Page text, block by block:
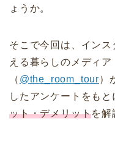
ょうか。
そこで今回は、イン
える暮らしのメディ
（ @the_room_tour）
したアンケートをも
ット・デメリットを解